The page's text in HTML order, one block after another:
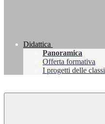
Didattica
Panoramica
Offerta formativa
I progetti delle classi